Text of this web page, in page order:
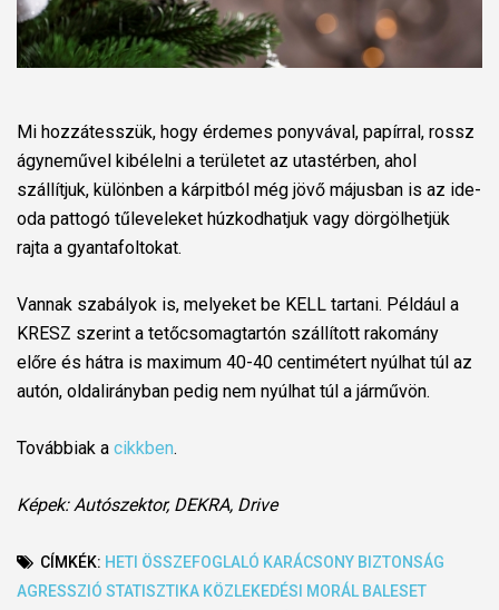
Mi hozzátesszük, hogy érdemes ponyvával, papírral, rossz
ágyneművel kibélelni a területet az utastérben, ahol
szállítjuk, különben a kárpitból még jövő májusban is az ide-
oda pattogó tűleveleket húzkodhatjuk vagy dörgölhetjük
rajta a gyantafoltokat.
Vannak szabályok is, melyeket be KELL tartani. Például a
KRESZ szerint a tetőcsomagtartón szállított rakomány
előre és hátra is maximum 40-40 centimétert nyúlhat túl az
autón, oldalirányban pedig nem nyúlhat túl a járművön.
Továbbiak a cikkben.
Képek: Autószektor, DEKRA, Drive
CÍMKÉK: HETI ÖSSZEFOGLALÓ KARÁCSONY BIZTONSÁG
AGRESSZIÓ STATISZTIKA KÖZLEKEDÉSI MORÁL BALESET